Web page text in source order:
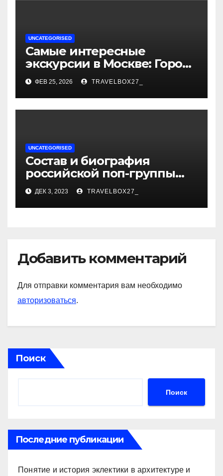
UNCATEGORISED
Самые интересные
экскурсии в Москве: Город
как сцена для вашей
сказки
ФЕВ 25, 2026 TRAVELBOX27_
UNCATEGORISED
Состав и биография
российской поп-группы
«Иванушки интернешнл»
— история успеха, музыка
и судьбы участников
ДЕК 3, 2023 TRAVELBOX27_
Добавить комментарий
Для отправки комментария вам необходимо
авторизоваться.
Поиск
Поиск
Последние публикации
Понятие и история эклектики в архитектуре и